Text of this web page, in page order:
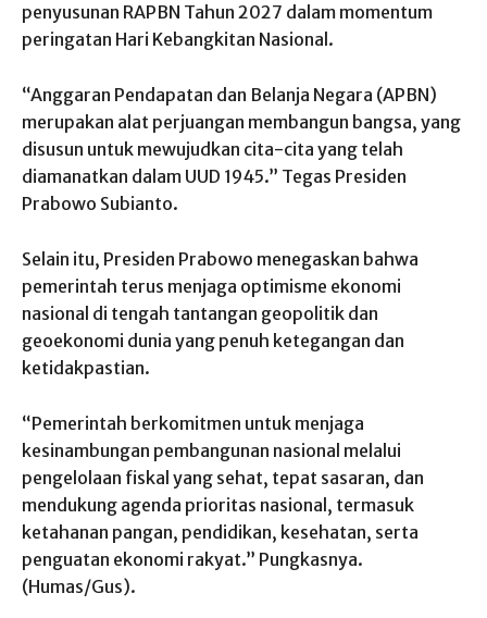
penyusunan RAPBN Tahun 2027 dalam momentum
peringatan Hari Kebangkitan Nasional.
“Anggaran Pendapatan dan Belanja Negara (APBN)
merupakan alat perjuangan membangun bangsa, yang
disusun untuk mewujudkan cita-cita yang telah
diamanatkan dalam UUD 1945.” Tegas Presiden
Prabowo Subianto.
Selain itu, Presiden Prabowo menegaskan bahwa
pemerintah terus menjaga optimisme ekonomi
nasional di tengah tantangan geopolitik dan
geoekonomi dunia yang penuh ketegangan dan
ketidakpastian.
“Pemerintah berkomitmen untuk menjaga
kesinambungan pembangunan nasional melalui
pengelolaan fiskal yang sehat, tepat sasaran, dan
mendukung agenda prioritas nasional, termasuk
ketahanan pangan, pendidikan, kesehatan, serta
penguatan ekonomi rakyat.” Pungkasnya.
(Humas/Gus).